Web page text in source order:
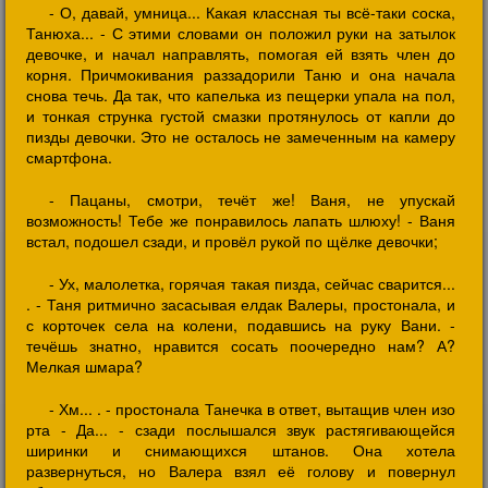
- О, давай, умница... Какая классная ты всё-таки соска,
Танюха... - С этими словами он положил руки на затылок
девочке, и начал направлять, помогая ей взять член до
корня. Причмокивания раззадорили Таню и она начала
снова течь. Да так, что капелька из пещерки упала на пол,
и тонкая струнка густой смазки протянулось от капли до
пизды девочки. Это не осталось не замеченным на камеру
смартфона.
- Пацаны, смотри, течёт же! Ваня, не упускай
возможность! Тебе же понравилось лапать шлюху! - Ваня
встал, подошел сзади, и провёл рукой по щёлке девочки;
- Ух, малолетка, горячая такая пизда, сейчас сварится...
. - Таня ритмично засасывая елдак Валеры, простонала, и
с корточек села на колени, подавшись на руку Вани. -
течёшь знатно, нравится сосать поочередно нам? А?
Мелкая шмара?
- Хм... . - простонала Танечка в ответ, вытащив член изо
рта - Да... - сзади послышался звук растягивающейся
ширинки и снимающихся штанов. Она хотела
развернуться, но Валера взял её голову и повернул